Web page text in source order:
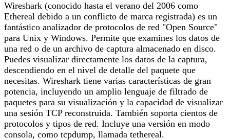
Wireshark (conocido hasta el verano del 2006 como
Ethereal debido a un conflicto de marca registrada) es un
fantástico analizador de protocolos de red "Open Source"
para Unix y Windows. Permite que examines los datos de
una red o de un archivo de captura almacenado en disco.
Puedes visualizar directamente los datos de la captura,
descendiendo en el nivel de detalle del paquete que
necesitas. Wireshark tiene varias características de gran
potencia, incluyendo un amplio lenguaje de filtrado de
paquetes para su visualización y la capacidad de visualizar
una sesión TCP reconstruida. También soporta cientos de
protocolos y tipos de red. Incluye una versión en modo
consola, como tcpdump, llamada tethereal.